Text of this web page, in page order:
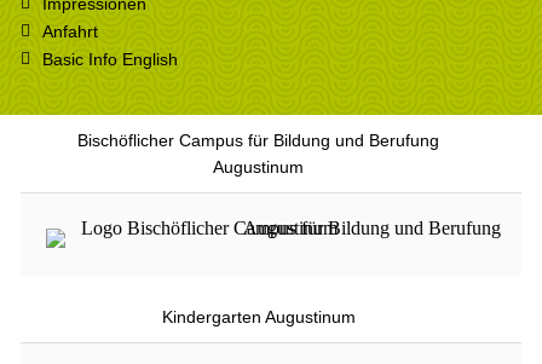
Impressionen
Anfahrt
Basic Info English
Bischöflicher Campus für Bildung und Berufung
Augustinum
Kindergarten Augustinum